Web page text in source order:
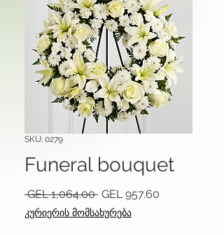
SKU: 0279
Funeral bouquet
GEL 1,064.00 Regular
Price
GEL 957.60
კურიერის მომსახურება